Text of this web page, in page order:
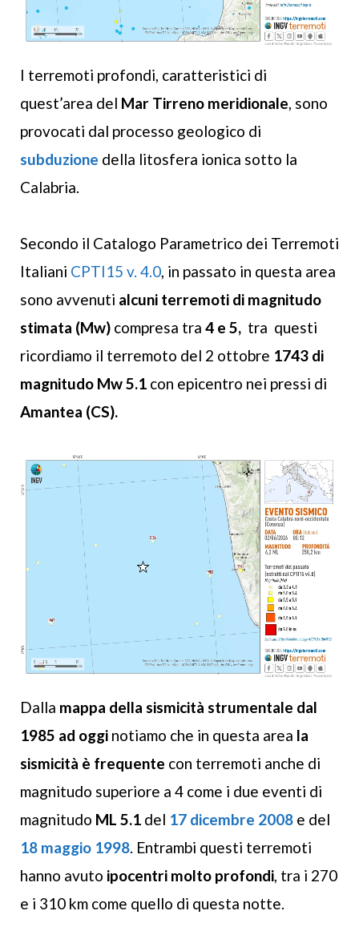
I terremoti profondi, caratteristici di
quest’area del Mar Tirreno meridionale, sono
provocati dal processo geologico di
subduzione della litosfera ionica sotto la
Calabria.
Secondo il Catalogo Parametrico dei Terremoti
Italiani CPTI15 v. 4.0, in passato in questa area
sono avvenuti alcuni terremoti di magnitudo
stimata (Mw) compresa tra 4 e 5, tra questi
ricordiamo il terremoto del 2 ottobre 1743 di
magnitudo Mw 5.1 con epicentro nei pressi di
Amantea (CS).
Dalla mappa della sismicità strumentale dal
1985 ad oggi notiamo che in questa area la
sismicità è frequente con terremoti anche di
magnitudo superiore a 4 come i due eventi di
magnitudo ML 5.1 del 17 dicembre 2008 e del
18 maggio 1998. Entrambi questi terremoti
hanno avuto ipocentri molto profondi, tra i 270
e i 310 km come quello di questa notte.